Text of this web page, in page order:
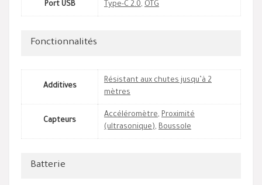
Port USB Type-C 2.0, OTG
Fonctionnalités
Additives
Résistant aux chutes jusqu’à 2
mètres
Capteurs
Accéléromètre, Proximité
(ultrasonique), Boussole
Batterie